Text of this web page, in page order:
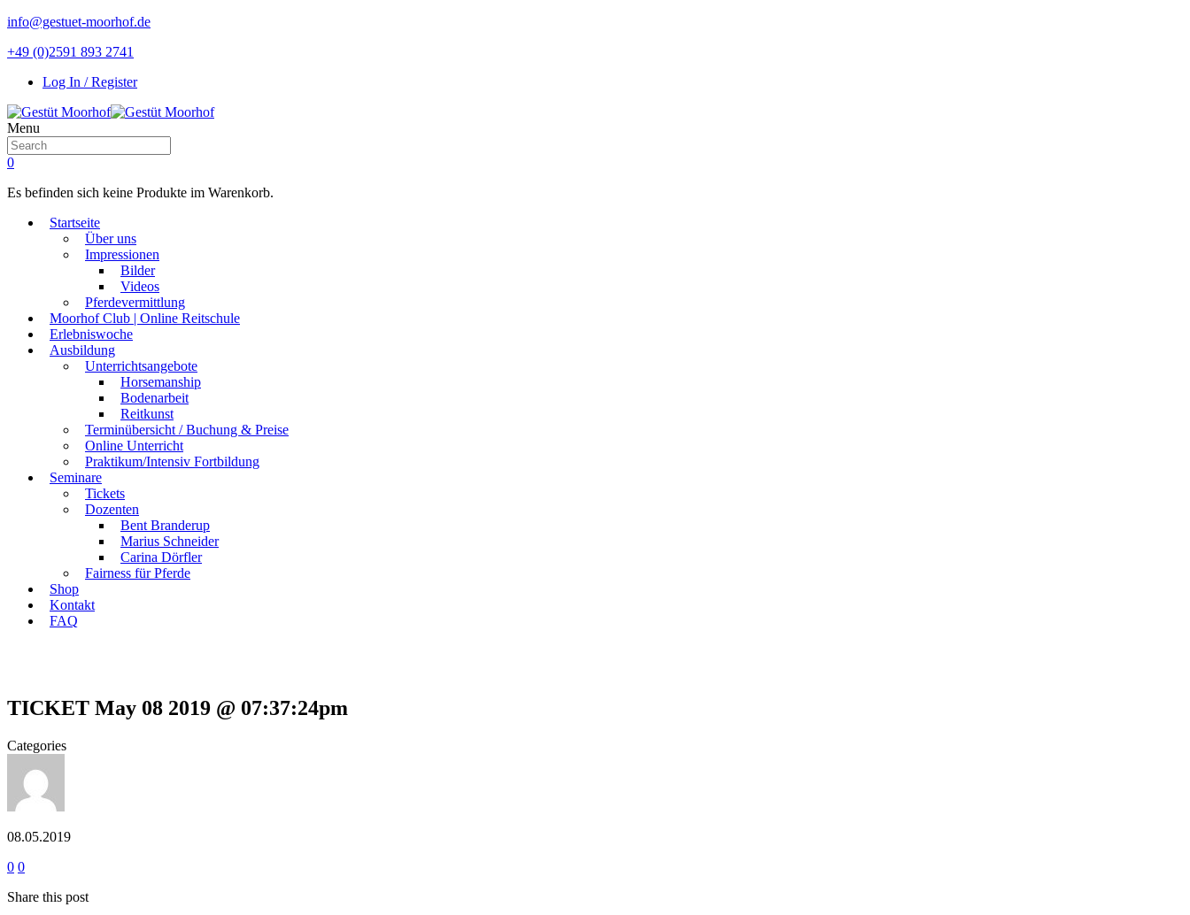
info@gestuet-moorhof.de
+49 (0)2591 893 2741
Log In / Register
Menu
0
Es befinden sich keine Produkte im Warenkorb.
Startseite
Über uns
Impressionen
Bilder
Videos
Pferdevermittlung
Moorhof Club | Online Reitschule
Erlebniswoche
Ausbildung
Unterrichtsangebote
Horsemanship
Bodenarbeit
Reitkunst
Terminübersicht / Buchung & Preise
Online Unterricht
Praktikum/Intensiv Fortbildung
Seminare
Tickets
Dozenten
Bent Branderup
Marius Schneider
Carina Dörfler
Fairness für Pferde
Shop
Kontakt
FAQ
TICKET May 08 2019 @ 07:37:24pm
Categories
08.05.2019
0 0
Share this post